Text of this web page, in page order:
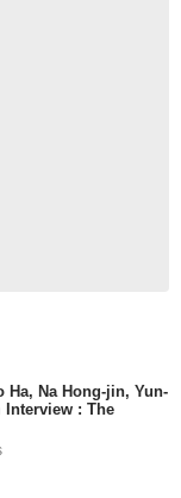
Ha, Na Hong-jin, Yun-
Interview : The